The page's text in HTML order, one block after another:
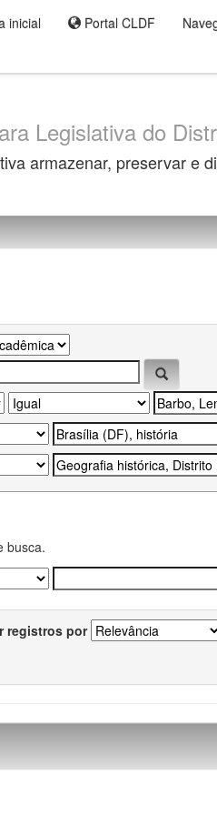
inicial Portal CLDF
Legislativa do
armazenar, preservar e
busca.
registros por